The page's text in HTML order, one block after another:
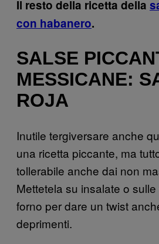
Il resto della ricetta della
con habanero.
SALSE
MESSICANE:
ROJA
Inutile tergiversare anche
una ricetta piccante, ma
tollerabile anche dai non
Mettetela su insalate o
forno per dare un twist
deprimenti.